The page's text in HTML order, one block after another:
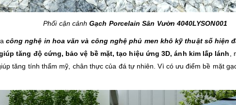
Phối cận cảnhGạch Porcelain Sân Vườn 4040LYSON001
công nghệ in hoa văn và công nghệ phủ men khô kỹ thuật số hiện
tăng độ cứng, bảo vệ bề mặt, tạo hiệu ứng 3D, ánh kim lấp lánh
tăng tính thẩm mỹ, chân thực của đá tự nhiên. Vì có ưu điểm bề mặt